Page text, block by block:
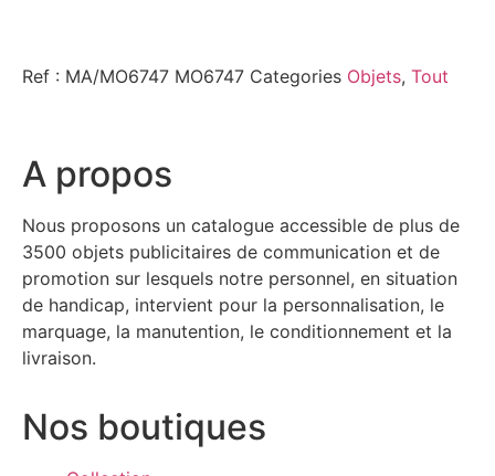
Ref : MA/MO6747 MO6747 Categories Objets, Tout
A propos
Nous proposons un catalogue accessible de plus de
3500 objets publicitaires de communication et de
promotion sur lesquels notre personnel, en situation
de handicap, intervient pour la personnalisation, le
marquage, la manutention, le conditionnement et la
livraison.
Nos boutiques